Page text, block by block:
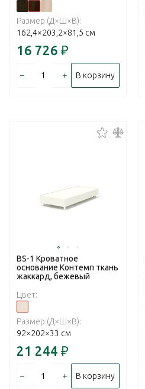
Размер (Д×Ш×В):
162,4×203,2×81,5 см
16 726 ₽
– + В корзину
BS-1 Кроватное
основание Контемп ткань
жаккард, бежевый
Цвет:
Размер (Д×Ш×В):
92×202×33 см
21 244 ₽
– + В корзину